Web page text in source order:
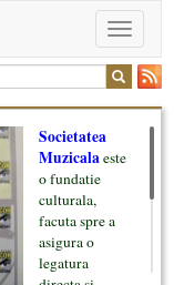
Toggle
navigation
Societatea
Muzicalaeste
o fundatie
culturala,
facuta spre a
asigura o
legatura